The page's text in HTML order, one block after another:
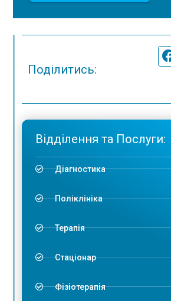
Поділитись:
Відділення та Послуги:
Діагностика
Поліклініка
Терапія
Стаціонар
Фізіотерапія